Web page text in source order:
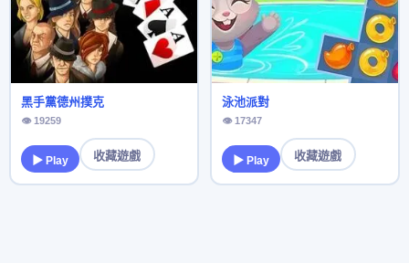
黑手黨德州撲克
👁 19259
▶ Play 收藏遊戲
泳池派對
👁 17347
▶ Play 收藏遊戲